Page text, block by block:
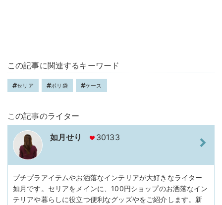
この記事に関連するキーワード
セリア ポリ袋 ケース
この記事のライター
如月せり 30133
プチプラアイテムやお洒落なインテリアが大好きなライター
如月です。セリアをメインに、100円ショップのお洒落なイン
テリアや暮らしに役立つ便利なグッズやをご紹介します。新